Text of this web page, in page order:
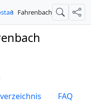
Fahrenbach Suche
FAQ